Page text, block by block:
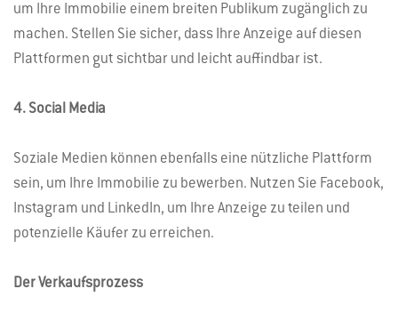
um Ihre Immobilie einem breiten Publikum zugänglich zu
machen. Stellen Sie sicher, dass Ihre Anzeige auf diesen
Plattformen gut sichtbar und leicht auffindbar ist.
4. Social Media
Soziale Medien können ebenfalls eine nützliche Plattform
sein, um Ihre Immobilie zu bewerben. Nutzen Sie Facebook,
Instagram und LinkedIn, um Ihre Anzeige zu teilen und
potenzielle Käufer zu erreichen.
Der Verkaufsprozess